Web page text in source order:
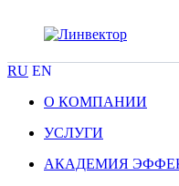
RU EN
О КОМПАНИИ
УСЛУГИ
АКАДЕМИЯ